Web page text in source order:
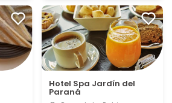
Hotel Spa Jardín del
Paraná